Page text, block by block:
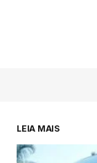
LEIA MAIS